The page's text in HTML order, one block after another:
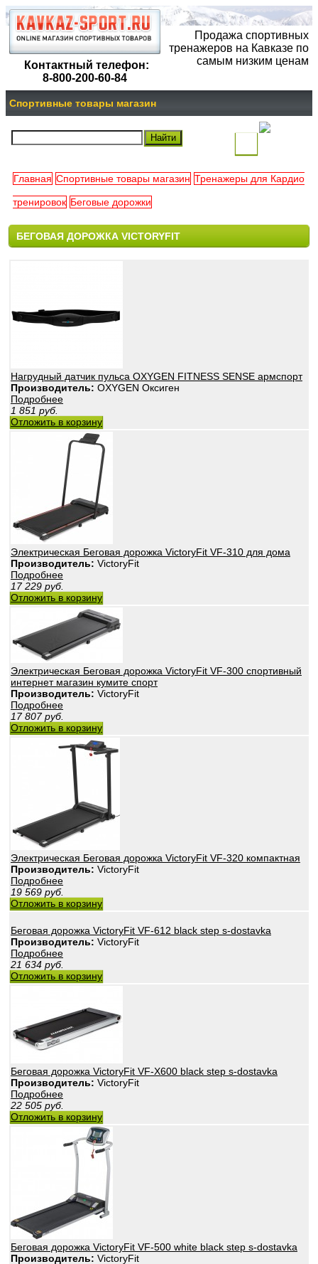
Контактный телефон:
8-800-200-60-84
Продажа спортивных
тренажеров на Кавказе по
самым низким ценам
Спортивные товары магазин
Главная Спортивные товары магазин Тренажеры для Кардио
тренировок Беговые дорожки
БЕГОВАЯ ДОРОЖКА VICTORYFIT
Нагрудный датчик пульса OXYGEN FITNESS SENSE армспорт
Производитель: OXYGEN Оксиген
Подробнее
1 851 руб.
Отложить в корзину
Электрическая Беговая дорожка VictoryFit VF-310 для дома
Производитель: VictoryFit
Подробнее
17 229 руб.
Отложить в корзину
Электрическая Беговая дорожка VictoryFit VF-300 спортивный
интернет магазин кумите спорт
Производитель: VictoryFit
Подробнее
17 807 руб.
Отложить в корзину
Электрическая Беговая дорожка VictoryFit VF-320 компактная
Производитель: VictoryFit
Подробнее
19 569 руб.
Отложить в корзину
Беговая дорожка VictoryFit VF-612 black step s-dostavka
Производитель: VictoryFit
Подробнее
21 634 руб.
Отложить в корзину
Беговая дорожка VictoryFit VF-X600 black step s-dostavka
Производитель: VictoryFit
Подробнее
22 505 руб.
Отложить в корзину
Беговая дорожка VictoryFit VF-500 white black step s-dostavka
Производитель: VictoryFit